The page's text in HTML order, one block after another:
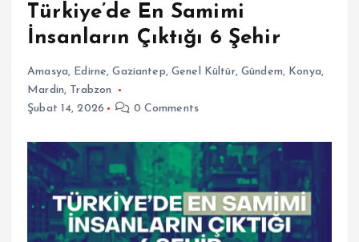
Türkiye’de En Samimi
İnsanların Çıktığı 6 Şehir
Amasya, Edirne,Gaziantep, Genel Kültür, Gündem, Konya,
Mardin, Trabzon
Şubat 14, 2026
0 Comments